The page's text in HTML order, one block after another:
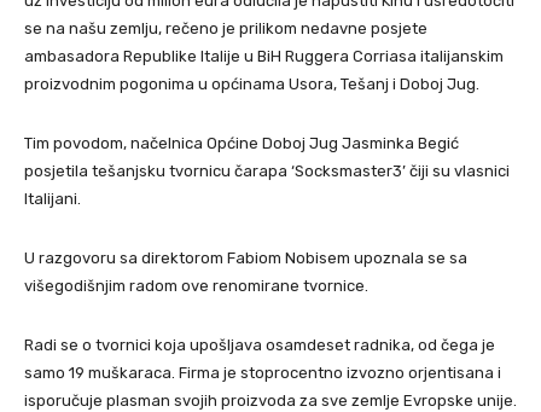
se na našu zemlju, rečeno je prilikom nedavne posjete
ambasadora Republike Italije u BiH Ruggera Corriasa italijanskim
proizvodnim pogonima u općinama Usora, Tešanj i Doboj Jug.
Tim povodom, načelnica Općine Doboj Jug Jasminka Begić
posjetila tešanjsku tvornicu čarapa ‘Socksmaster3’ čiji su vlasnici
Italijani.
U razgovoru sa direktorom Fabiom Nobisem upoznala se sa
višegodišnjim radom ove renomirane tvornice.
Radi se o tvornici koja upošljava osamdeset radnika, od čega je
samo 19 muškaraca. Firma je stoprocentno izvozno orjentisana i
isporučuje plasman svojih proizvoda za sve zemlje Evropske unije.